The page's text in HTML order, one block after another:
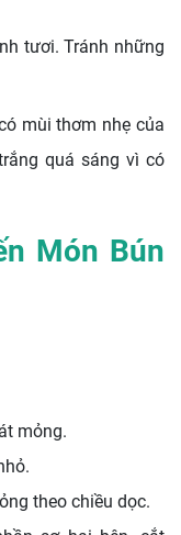
tươi. Tránh những
mùi thơm nhẹ của
quá sáng vì có
Món Bún
mỏng.
theo chiều dọc.